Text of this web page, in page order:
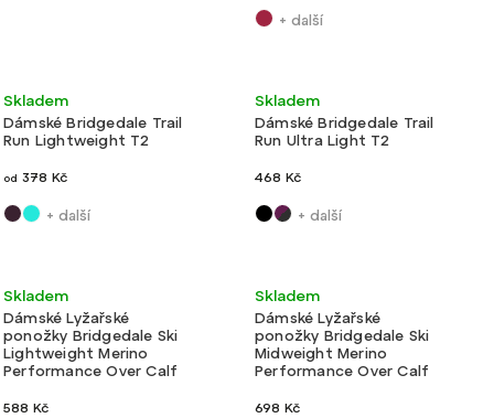
+ další
Velmi lehké
Dámské Bridgedale Trail
Run Lightweight T2
Skladem
od 378 Kč
+ další
Ultralehké
Dámské Bridgedale Trail
Run Ultra Light T2
Skladem
468 Kč
+ další
Velmi lehké
Dámské Lyžařské
ponožky Bridgedale Ski
Lightweight Merino
Performance Over Calf
Skladem
588 Kč
Lehké
Dámské Lyžařské
ponožky Bridgedale Ski
Midweight Merino
Performance Over Calf
Skladem
698 Kč